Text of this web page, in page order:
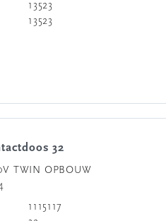
13523
13523
32
TWIN OPBOUW
1115117